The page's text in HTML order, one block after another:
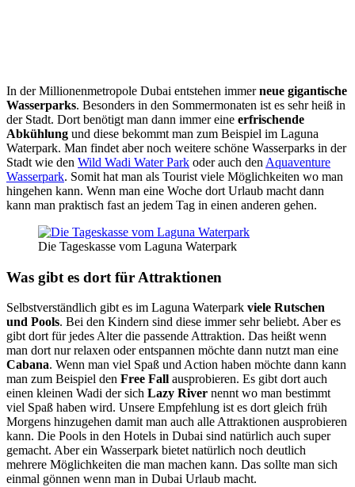
In der Millionenmetropole Dubai entstehen immerneue gigantische
Wasserparks. Besonders in den Sommermonaten ist es sehr heiß in
der Stadt. Dort benötigt man dann immer eine erfrischende
Abkühlung und diese bekommt man zum Beispiel im Laguna
Waterpark. Man findet aber noch weitere schöne Wasserparks in der
Stadt wie den Wild Wadi Water Park oder auch den Aquaventure
Wasserpark. Somit hat man als Tourist viele Möglichkeiten wo man
hingehen kann. Wenn man eine Woche dort Urlaub macht dann
kann man praktisch fast an jedem Tag in einen anderen gehen.
Die Tageskasse vom Laguna Waterpark
Was gibt es dort für Attraktionen
Selbstverständlich gibt es im Laguna Waterpark viele Rutschen
und Pools. Bei den Kindern sind diese immer sehr beliebt. Aber es
gibt dort für jedes Alter die passende Attraktion. Das heißt wenn
man dort nur relaxen oder entspannen möchte dann nutzt man eine
Cabana. Wenn man viel Spaß und Action haben möchte dann kann
man zum Beispiel den Free Fall ausprobieren. Es gibt dort auch
einen kleinen Wadi der sich Lazy River nennt wo man bestimmt
viel Spaß haben wird. Unsere Empfehlung ist es dort gleich früh
Morgens hinzugehen damit man auch alle Attraktionen ausprobieren
kann. Die Pools in den Hotels in Dubai sind natürlich auch super
gemacht. Aber ein Wasserpark bietet natürlich noch deutlich
mehrere Möglichkeiten die man machen kann. Das sollte man sich
einmal gönnen wenn man in Dubai Urlaub macht.